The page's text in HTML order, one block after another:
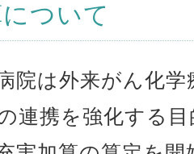
ついて
院は外来がん化
連携を強化する